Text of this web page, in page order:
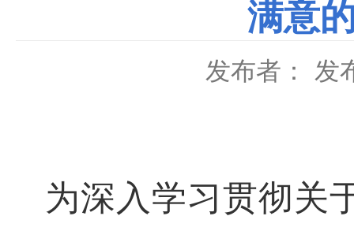
满意
发布者： 发
为深入学习贯彻关